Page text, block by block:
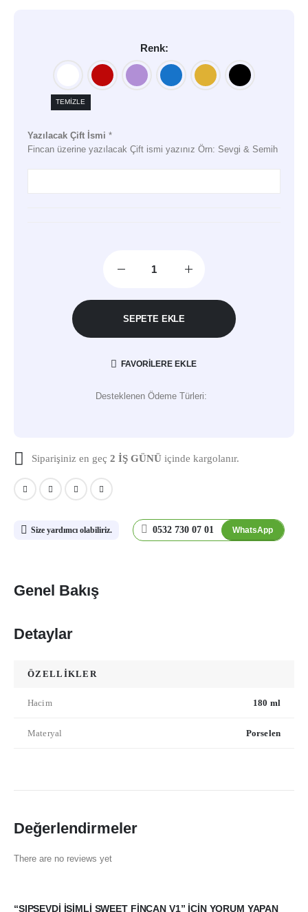
Renk
TEMIZLE
Yazılacak Çift İsmi *
Fincan üzerine yazılacak Çift ismi yazınız Örn: Sevgi & Semih
SEPETE EKLE
FAVORILERE EKLE
Desteklenen Ödeme Türleri:
Siparişiniz en geç 2 İŞ GÜNÜ içinde kargolanır.
Size yardımcı olabiliriz. 0532 730 07 01 WhatsApp
Genel Bakış
Detaylar
ÖZELLİKLER
Hacim 180 ml
Materyal Porselen
Değerlendirmeler
There are no reviews yet
“ŞIPSEVDI İSIMLI SWEET FINCAN V1” IÇIN YORUM YAPAN